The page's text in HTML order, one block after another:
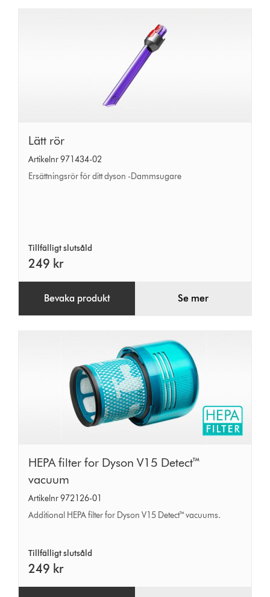
Lätt
rör
Lätt rör
Artikelnr 971434-02
Ersättningsrör för ditt dyson -Dammsugare
Tillfälligt slutsåld
249 kr
Bevaka produkt Se mer
HEPA
filter
for
Dyson
Detect™
vacuum
HEPA filter for Dyson V15 Detect™
vacuum
Artikelnr 972126-01
Additional HEPA filter for Dyson V15 Detect™ vacuums.
Tillfälligt slutsåld
249 kr